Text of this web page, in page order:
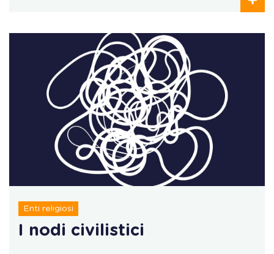
Enti religiosi
I nodi civilistici